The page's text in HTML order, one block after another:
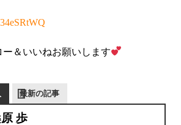
ー＆いいねお願いします
最新の記事
歩